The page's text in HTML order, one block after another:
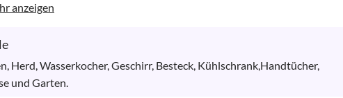
anzeigen
Herd, Wasserkocher, Geschirr, Besteck, Kühlschrank,Handtücher,
und Garten.